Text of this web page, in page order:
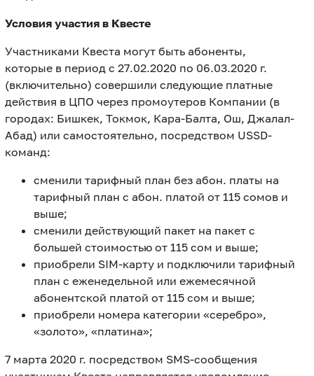
Условия участия в Квесте
Участниками Квеста могут быть абоненты,
которые в период с 27.02.2020 по 06.03.2020 г.
(включительно) совершили следующие платные
действия в ЦПО через промоутеров Компании (в
городах: Бишкек, Токмок, Кара-Балта, Ош, Джалал-
Абад) или самостоятельно, посредством USSD-
команд:
сменили тарифный план без абон. платы на
тарифный план с абон. платой от 115 сомов и
выше;
сменили действующий пакет на пакет с
большей стоимостью от 115 сом и выше;
приобрели SIM-карту и подключили тарифный
план с еженедельной или ежемесячной
абонентской платой от 115 сом и выше;
приобрели номера категории «серебро»,
«золото», «платина»;
7 марта 2020 г. посредством SMS-сообщения